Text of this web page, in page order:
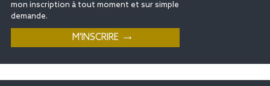
mon inscription à tout moment et sur simple
demande.